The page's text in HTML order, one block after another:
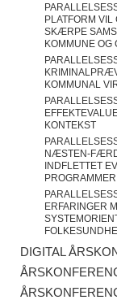
PLATFORM VIL
SKÆRPE
KOMMUNE OG
KOMMUNAL
KONTEKST
NÆSTEN-
INDFLETTET
ERFARINGER
DIGITAL